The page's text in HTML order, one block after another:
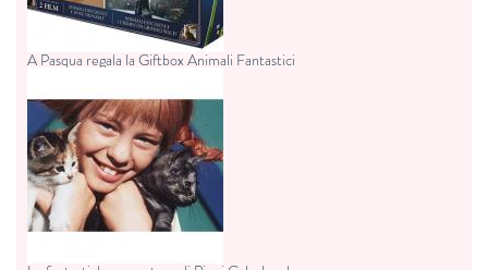
A Pasqua regala la Giftbox Animali Fantastici